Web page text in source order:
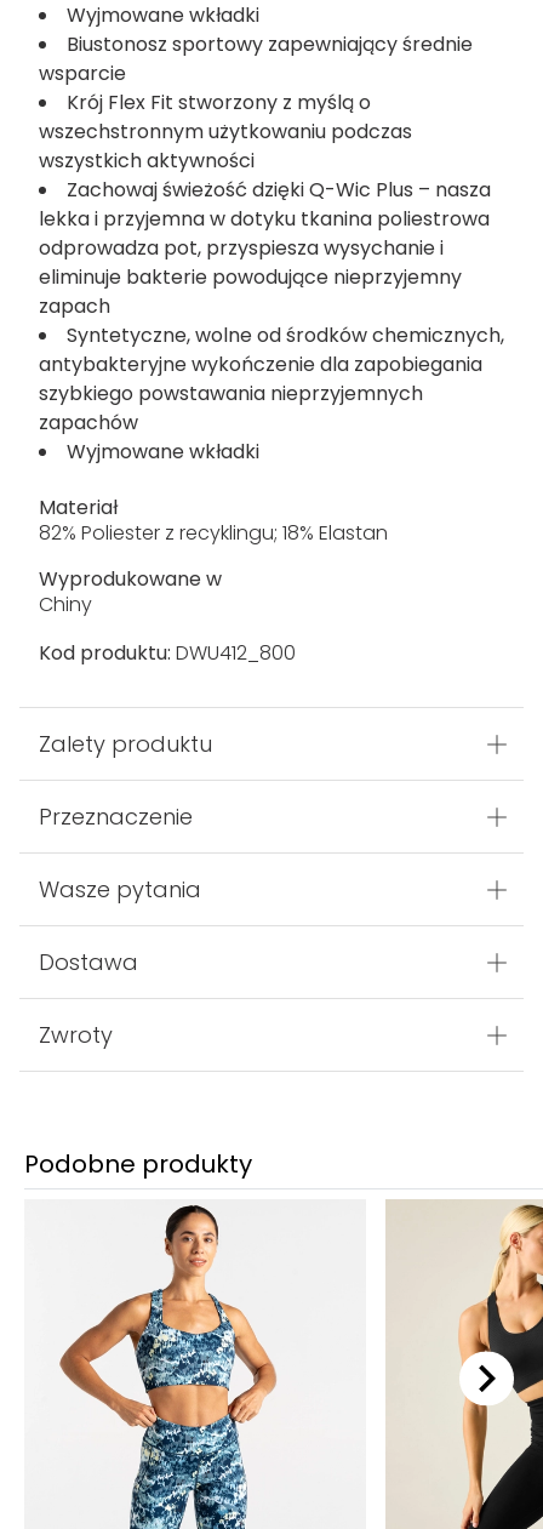
Wyjmowane wkładki
Biustonosz sportowy zapewniający średnie
wsparcie
Krój Flex Fit stworzony z myślą o
wszechstronnym użytkowaniu podczas
wszystkich aktywności
Zachowaj świeżość dzięki Q-Wic Plus – nasza
lekka i przyjemna w dotyku tkanina poliestrowa
odprowadza pot, przyspiesza wysychanie i
eliminuje bakterie powodujące nieprzyjemny
zapach
Syntetyczne, wolne od środków chemicznych,
antybakteryjne wykończenie dla zapobiegania
szybkiego powstawania nieprzyjemnych
zapachów
Wyjmowane wkładki
Materiał
82% Poliester z recyklingu; 18% Elastan
Wyprodukowane w
Chiny
Kod produktu: DWU412_800
Zalety produktu
Przeznaczenie
Wasze pytania
Dostawa
Zwroty
Podobne produkty